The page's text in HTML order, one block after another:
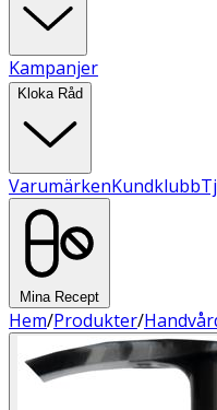
Kampanjer
Kloka Råd
VarumärkenKundklubb
Mina Recept
Hem/Produkter/